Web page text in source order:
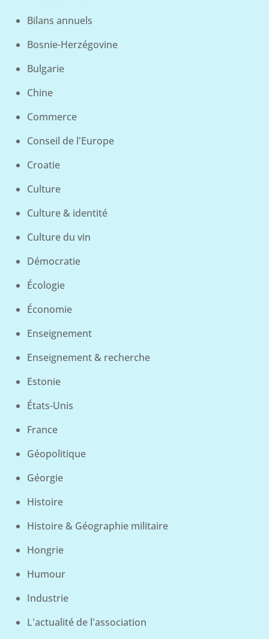
Bilans annuels
Bosnie-Herzégovine
Bulgarie
Chine
Commerce
Conseil de l'Europe
Croatie
Culture
Culture & identité
Culture du vin
Démocratie
Écologie
Économie
Enseignement
Enseignement & recherche
Estonie
États-Unis
France
Géopolitique
Géorgie
Histoire
Histoire & Géographie militaire
Hongrie
Humour
Industrie
L'actualité de l'association